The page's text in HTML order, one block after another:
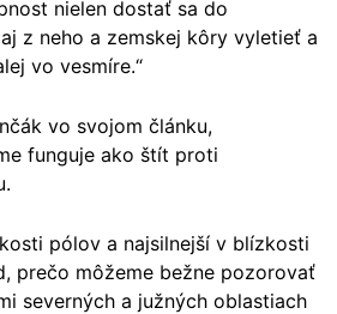
nielen dostať sa do
z neho a zemskej kôry vyletieť a
vo vesmíre.“
vo svojom článku,
funguje ako štít proti
pólov a najsilnejší v blízkosti
prečo môžeme bežne pozorovať
severných a južných oblastiach